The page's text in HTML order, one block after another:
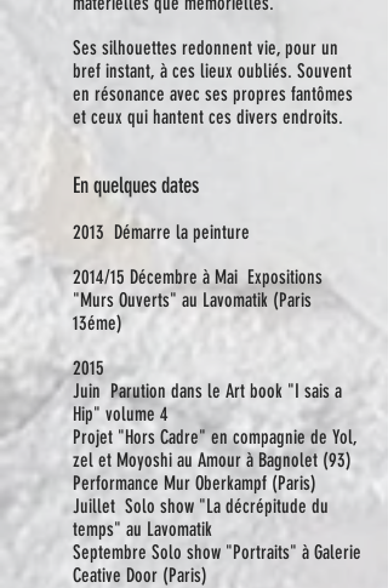
Ses silhouettes redonnent vie, pour un
bref instant, à ces lieux oubliés. Souvent
en résonance avec ses propres fantômes
et ceux qui hantent ces divers endroits.
En quelques dates
2013 Démarre la peinture
2014/15 Décembre à Mai Expositions
"Murs Ouverts" au Lavomatik (Paris
13éme)
2015
Juin Parution dans le Art book "I sais a
Hip" volume 4
Projet "Hors Cadre" en compagnie de Yol,
zel et Moyoshi au Amour à Bagnolet (93)
Performance Mur Oberkampf (Paris)
Juillet Solo show "La décrépitude du
temps" au Lavomatik
Septembre Solo show "Portraits" à Galerie
Ceative Door (Paris)